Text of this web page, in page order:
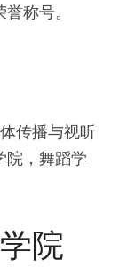
称号。
传播与视听
院，舞蹈学
院